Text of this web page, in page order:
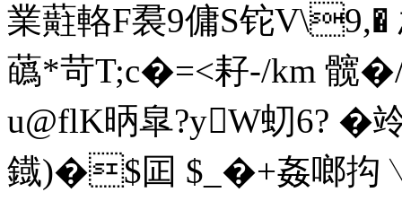
業蘣輅F裠9傭S铊
蘤*苛T;c�=<耔-/km 髋
u@flK昞皐?yW虭6? �
鐡)�$囸 $_�+姦啷